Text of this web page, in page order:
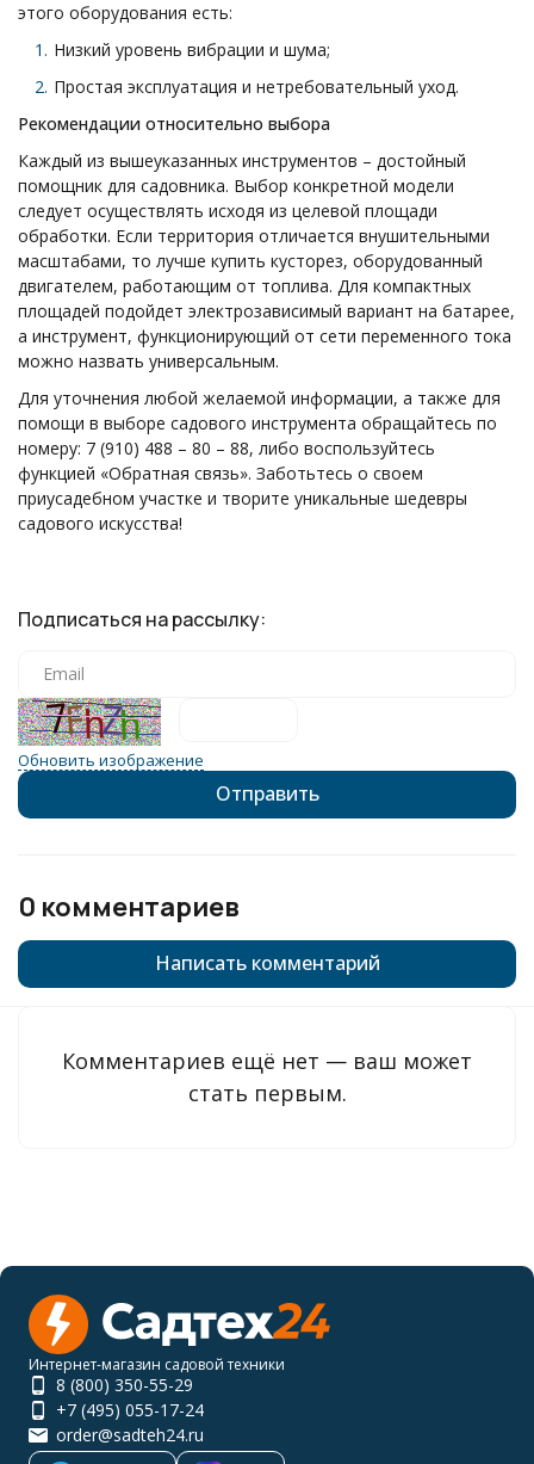
этого оборудования есть:
Низкий уровень вибрации и шума;
Простая эксплуатация и нетребовательный уход.
Рекомендации относительно выбора
Каждый из вышеуказанных инструментов – достойный
помощник для садовника. Выбор конкретной модели
следует осуществлять исходя из целевой площади
обработки. Если территория отличается внушительными
масштабами, то лучше купить кусторез, оборудованный
двигателем, работающим от топлива. Для компактных
площадей подойдет электрозависимый вариант на батарее,
а инструмент, функционирующий от сети переменного тока
можно назвать универсальным.
Для уточнения любой желаемой информации, а также для
помощи в выборе садового инструмента обращайтесь по
номеру: 7 (910) 488 – 80 – 88, либо воспользуйтесь
функцией «Обратная связь». Заботьтесь о своем
приусадебном участке и творите уникальные шедевры
садового искусства!
Подписаться на рассылку:
Обновить изображение
0 комментариев
Написать комментарий
Комментариев ещё нет — ваш может
стать первым.
Интернет-магазин садовой техники
8 (800) 350-55-29
+7 (495) 055-17-24
order@sadteh24.ru